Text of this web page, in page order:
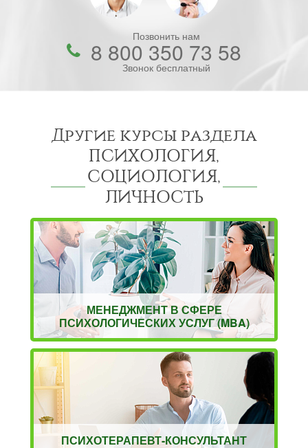
Позвонить нам
8 800 350 73 58
Звонок бесплатный
Другие курсы раздела
ПСИХОЛОГИЯ,
СОЦИОЛОГИЯ,
ЛИЧНОСТЬ
МЕНЕДЖМЕНТ В СФЕРЕ
ПСИХОЛОГИЧЕСКИХ УСЛУГ (MBA)
ПСИХОТЕРАПЕВТ-КОНСУЛЬТАНТ